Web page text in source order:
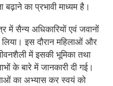
बढ़ाने का प्रभावी माध्यम है।
सैन्य अधिकारियों एवं जवानों
इस दौरान महिलाओं और
में इसकी भूमिका तथा
के बारे में जानकारी दी गई।
का अभ्यास कर स्वयं को